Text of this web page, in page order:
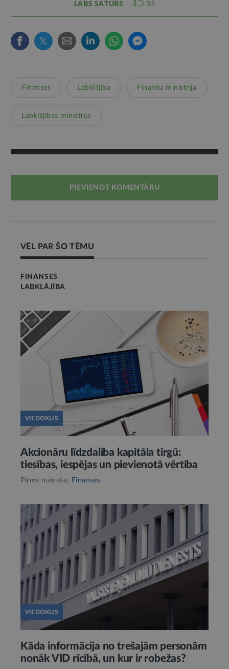
LABS SATURS 35
Finanses Labklājība Finanšu ministrija
Labklājības ministrija
PIEVIENOT KOMENTĀRU
VĒL PAR ŠO TĒMU
FINANSES
LABKLĀJĪBA
VIEDOKLIS
Akcionāru līdzdalība kapitāla tirgū:
tiesības, iespējas un pievienotā vērtība
Pirms mēneša, Finanses
VIEDOKLIS
Kāda informācija no trešajām personām
nonāk VID rīcībā, un kur ir robežas?